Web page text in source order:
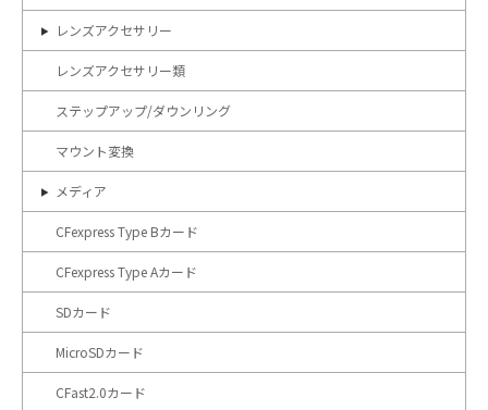
レンズアクセサリー
レンズアクセサリー類
ステップアップ/ダウンリング
マウント変換
メディア
CFexpress Type Bカード
CFexpress Type Aカード
SDカード
MicroSDカード
CFast2.0カード